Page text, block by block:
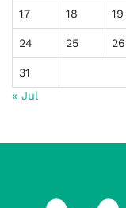
17 18 19
24 25 26
31
« Jul